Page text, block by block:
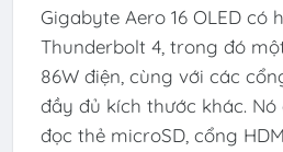
Gigabyte Aero 16 OLED có
Thunderbolt 4, trong đó
86W điện, cùng với các
đầy đủ kích thước khác.
đọc thẻ microSD, cổng